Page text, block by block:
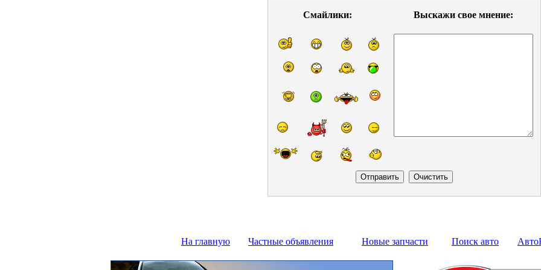
Смайлики: Выскажи свое мнение:
На главную Частные объявления Новые запчасти Поиск авто